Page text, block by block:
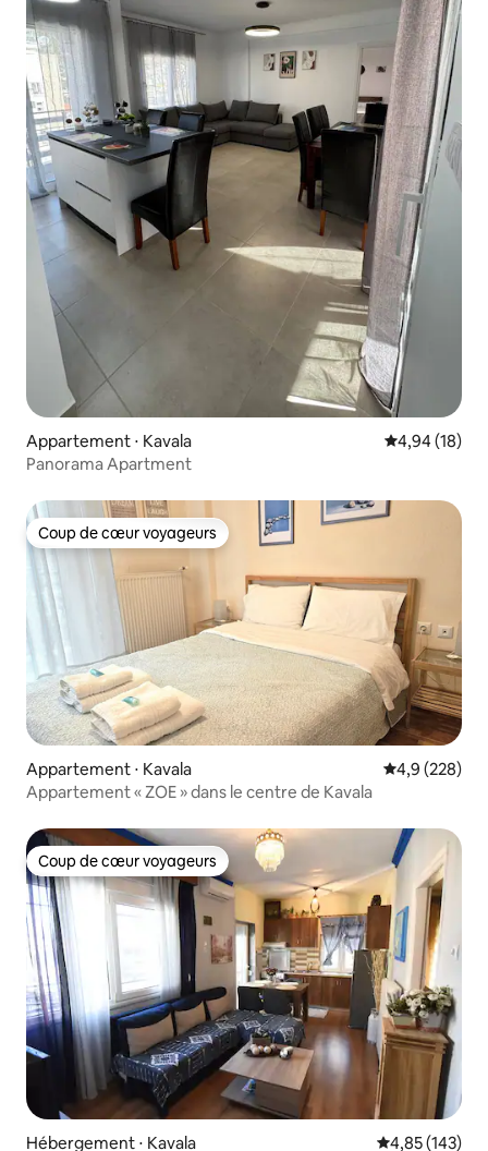
Appartement ⋅ Kavala Évaluation
4,94 (18)
Panorama Apartment
Coup de cœur voyageurs
Coup de cœur voyageurs
Appartement ⋅ Kavala Évaluation
4,9 (228)
Appartement « ZOE » dans le centre de Kavala
Coup de cœur voyageurs
Coup de cœur voyageurs
Hébergement ⋅ Kavala Évaluation
4,85 (143)